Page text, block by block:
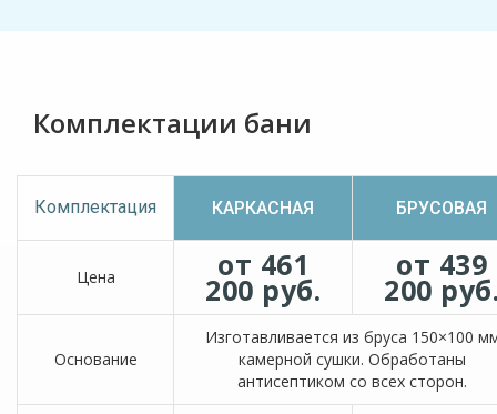
Комплектации бани
Комплектация КАРКАСНАЯ БРУСОВАЯ
Цена от 461
200 руб.
от 439
200
Основание
Изготавливается из бруса 150×100
камерной сушки. Обработаны
антисептиком со всех сторон.